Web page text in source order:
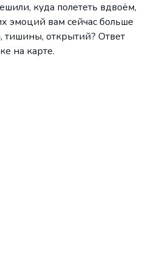
куда полететь вдвоём,
эмоций вам сейчас больше
тишины, открытий? Ответ
на карте.